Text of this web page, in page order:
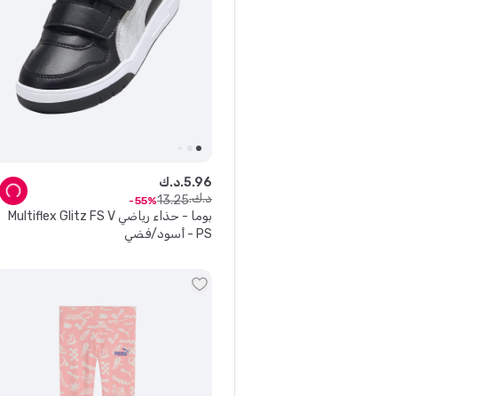
بوما - حذاء رياضي Multiflex Glitz FS V
PS - أسود/فضي
د.ك.5.96
د.ك.
13.25
55